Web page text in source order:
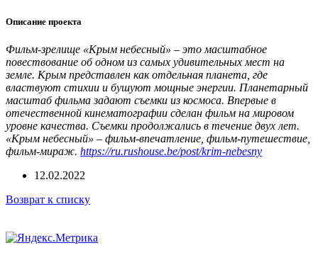
Описание проекта
Фильм-зрелище «Крым небесный» – это масштабное
повествование об одном из самых удивительных мест на
земле. Крым представлен как отдельная планета, где
властвуют стихии и бушуют мощные энергии. Планетарный
масштаб фильма задают съемки из космоса. Впервые в
отечественной кинематографии сделан фильм на мировом
уровне качества. Съемки продолжались в течение двух лет.
«Крым небесный» – фильм-впечатление, фильм-путешествие,
фильм-мираж. https://ru.rushouse.be/post/krim-nebesny
12.02.2022
Возврат к списку